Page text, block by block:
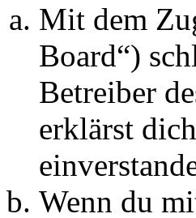
Mit dem
Board“)
Betreiber
erklärst
Wenn du